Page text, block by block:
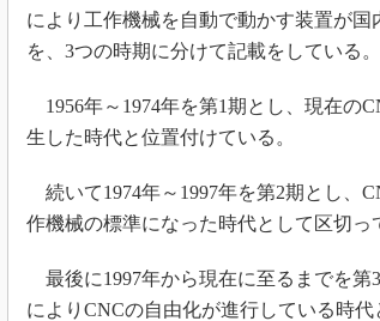
により工作機械を自動で動かす装置が
を、3つの時期に分けて記載をしている。
1956年～1974年を第1期とし、現在の
生した時代と位置付けている。
続いて1974年～1997年を第2期とし、
作機械の標準になった時代として区切っ
最後に1997年から現在に至るまでを第
によりCNCの自由化が進行している時代